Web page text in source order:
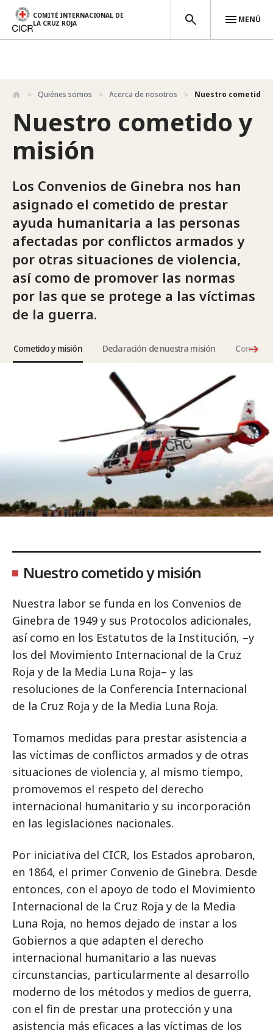
Pasar al contenido principal
COMITÉ INTERNACIONAL DE
LA CRUZ ROJA
MENÚ
Quiénes somos Acerca de nosotros Nuestro cometido
Nuestro cometido y
misión
Los Convenios de Ginebra nos han
asignado el cometido de prestar
ayuda humanitaria a las personas
afectadas por conflictos armados y
por otras situaciones de violencia,
así como de promover las normas
por las que se protege a las víctimas
de la guerra.
Cometido y misión Declaración de nuestra misión
Nuestro cometido y misión
Nuestra labor se funda en los Convenios de
Ginebra de 1949 y sus Protocolos adicionales,
así como en los Estatutos de la Institución, –y
los del Movimiento Internacional de la Cruz
Roja y de la Media Luna Roja– y las
resoluciones de la Conferencia Internacional
de la Cruz Roja y de la Media Luna Roja.
Tomamos medidas para prestar asistencia a
las víctimas de conflictos armados y de otras
situaciones de violencia y, al mismo tiempo,
promovemos el respeto del derecho
internacional humanitario y su incorporación
en las legislaciones nacionales.
Por iniciativa del CICR, los Estados aprobaron,
en 1864, el primer Convenio de Ginebra. Desde
entonces, con el apoyo de todo el Movimiento
Internacional de la Cruz Roja y de la Media
Luna Roja, no hemos dejado de instar a los
Gobiernos a que adapten el derecho
internacional humanitario a las nuevas
circunstancias, particularmente al desarrollo
moderno de los métodos y medios de guerra,
con el fin de prestar una protección y una
asistencia más eficaces a las víctimas de los